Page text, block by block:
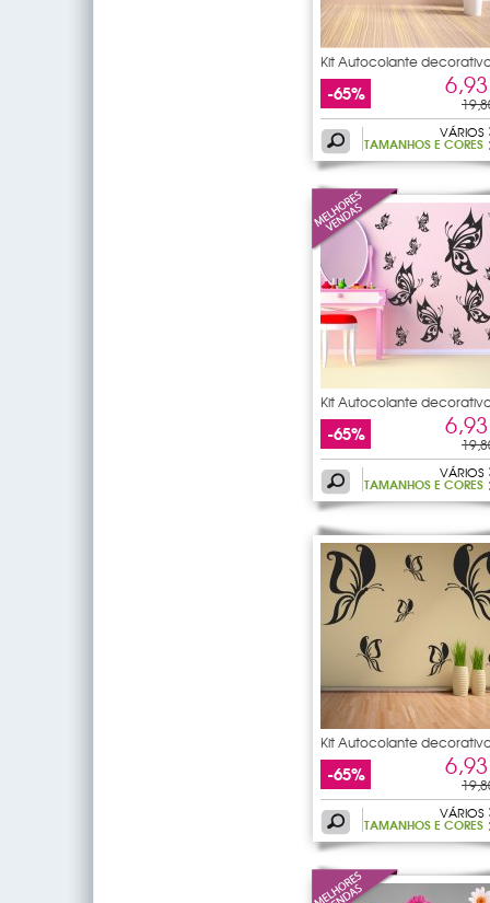
Kit Autocolante
22
-65%
VÁRIOS
TAMANHOS E CORES
Kit Autocolante
14
-65%
VÁRIOS
TAMANHOS E CORES
Kit Autocolante
17
-65%
VÁRIOS
TAMANHOS E CORES